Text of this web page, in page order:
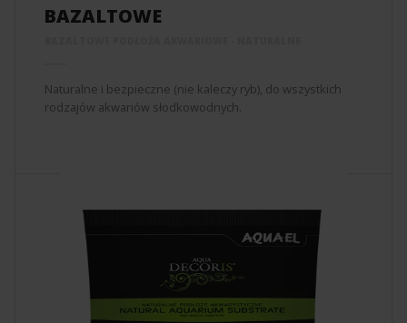
BAZALTOWE
Naturalne i bezpieczne (nie kaleczy ryb), do wszystkich
rodzajów akwariów słodkowodnych.